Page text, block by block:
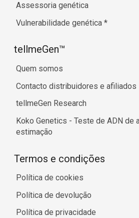
Assessoria genética
Vulnerabilidade genética *
tellmeGen™
Quem somos
Contacto distribuidores e afiliados
tellmeGen Research
Koko Genetics - Teste de ADN de
estimação
Termos e condições
Política de cookies
Política de devolução
Política de privacidade